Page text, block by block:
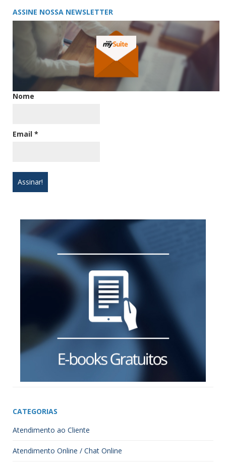
ASSINE NOSSA NEWSLETTER
Nome
Email *
CATEGORIAS
Atendimento ao Cliente
Atendimento Online / Chat Online